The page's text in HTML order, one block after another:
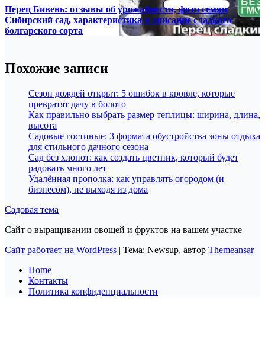
Перец Бивень: отзывы об урожайности, фото семян
Сибирский сад, характеристика и описание сладкого
болгарского сорта
Похожие записи
Сезон дождей открыт: 5 ошибок в кровле, которые
превратят дачу в болото
Как правильно выбрать размер теплицы: ширина, длина,
высота
Садовые гостиные: 3 формата обустройства зоны отдыха
для стильного дачного сезона
Сад без хлопот: как создать цветник, который будет
радовать много лет
Удалённая прополка: как управлять огородом (и
бизнесом), не выходя из дома
Садовая тема
Сайт о выращивании овощей и фруктов на вашем участке
Сайт работает на WordPress | Тема: Newsup, автор Themeansar
Home
Контакты
Политика конфиденциальности